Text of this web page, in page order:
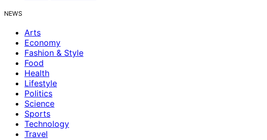
NEWS
Arts
Economy
Fashion & Style
Food
Health
Lifestyle
Politics
Science
Sports
Technology
Travel